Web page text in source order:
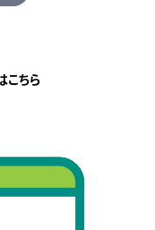
こちら